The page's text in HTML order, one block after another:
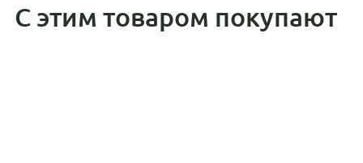
С этим товаром покупают